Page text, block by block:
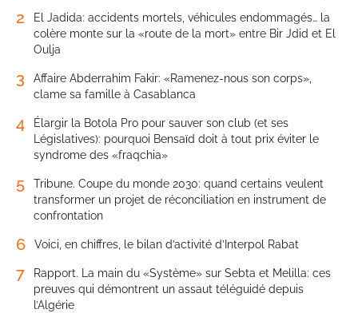
2
El Jadida: accidents mortels, véhicules endommagés… la
colère monte sur la «route de la mort» entre Bir Jdid et El
Oulja
3
Affaire Abderrahim Fakir: «Ramenez-nous son corps»,
clame sa famille à Casablanca
4
Élargir la Botola Pro pour sauver son club (et ses
Législatives): pourquoi Bensaïd doit à tout prix éviter le
syndrome des «fraqchia»
5
Tribune. Coupe du monde 2030: quand certains veulent
transformer un projet de réconciliation en instrument de
confrontation
6 Voici, en chiffres, le bilan d’activité d’Interpol Rabat
7
Rapport. La main du «Système» sur Sebta et Melilla: ces
preuves qui démontrent un assaut téléguidé depuis
l’Algérie